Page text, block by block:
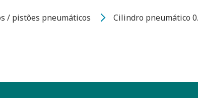
/ pistões pneumáticos Cilindro pneumático